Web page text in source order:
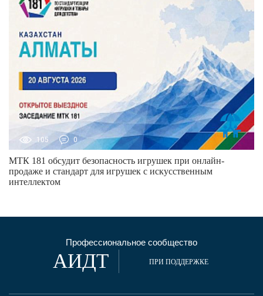
105 0
МТК 181 обсудит безопасность игрушек при онлайн-
продаже и стандарт для игрушек с искусственным
интеллектом
Профессиональное сообщество
АИДТ ПРИ ПОДДЕРЖКЕ